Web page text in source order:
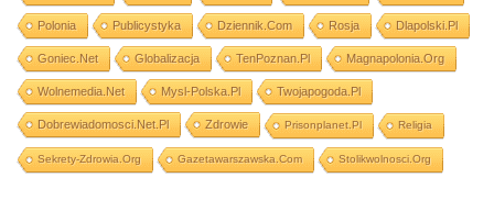
Polonia Publicystyka Dziennik.com Rosja Dlapolski.pl
Goniec.net Globalizacja TenPoznan.pl Magnapolonia.org
Wolnemedia.net Mysl-Polska.pl Twojapogoda.pl
Dobrewiadomosci.net.pl Zdrowie Prisonplanet.pl Religia
Sekrety-Zdrowia.org Gazetawarszawska.com Stolikwolnosci.org